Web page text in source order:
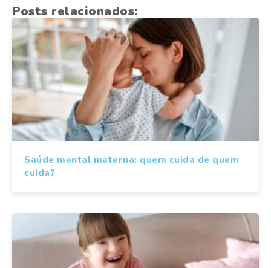
Posts relacionados:
Saúde mental materna: quem cuida de quem
cuida?